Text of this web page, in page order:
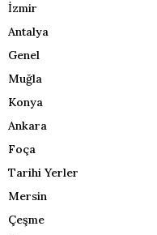
İzmir
Antalya
Genel
Muğla
Konya
Ankara
Foça
Tarihi Yerler
Mersin
Çeşme